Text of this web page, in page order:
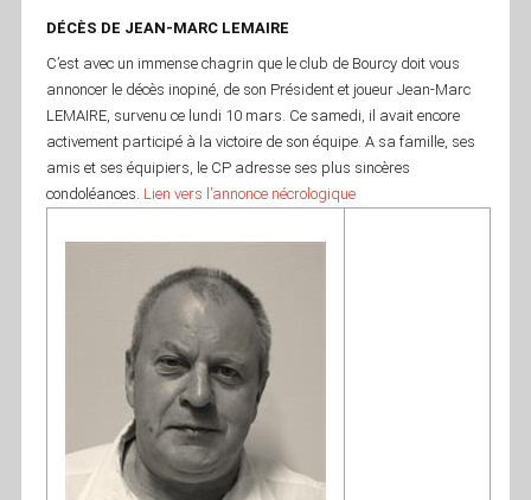
DÉCÈS DE JEAN-MARC LEMAIRE
C’est avec un immense chagrin que le club de Bourcy doit vous
annoncer le décès inopiné, de son Président et joueur Jean-Marc
LEMAIRE, survenu ce lundi 10 mars. Ce samedi, il avait encore
activement participé à la victoire de son équipe. A sa famille, ses
amis et ses équipiers, le CP adresse ses plus sincères
condoléances. Lien vers l’annonce nécrologique